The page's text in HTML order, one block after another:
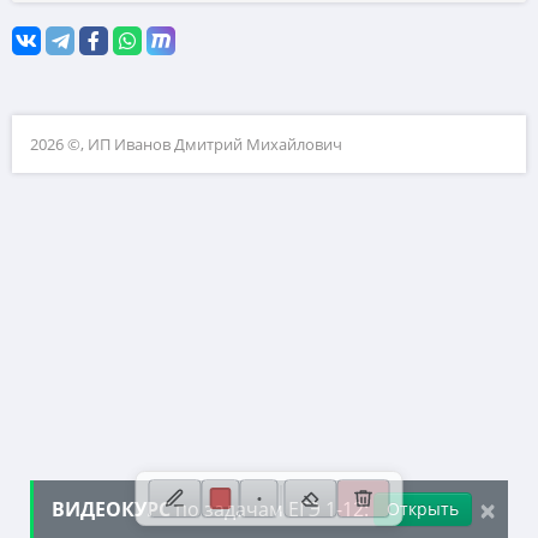
10. Текстовые задачи
12. Исследование функций
13. Сложные уравнения
2026 ©, ИП Иванов Дмитрий Михайлович
×
ВИДЕОКУРСпо задачам ЕГЭ 1-12: Открыть